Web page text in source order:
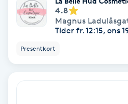
PRX-T33 4.8
Magnus
Tider fr. 12:15, ons
Presentkort